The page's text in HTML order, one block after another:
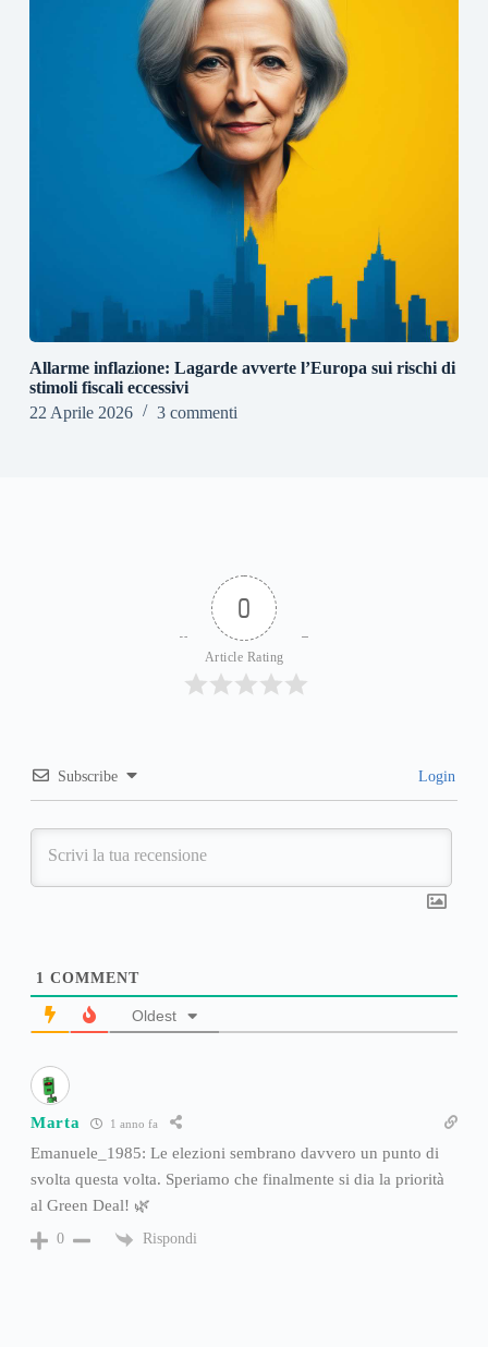
Allarme inflazione: Lagarde avverte l’Europa sui rischi di
stimoli fiscali eccessivi
22 Aprile 2026
3 commenti
0
Article Rating
Subscribe Login
1 COMMENT
Oldest
Marta 1 anno fa
Emanuele_1985: Le elezioni sembrano davvero un punto di
svolta questa volta. Speriamo che finalmente si dia la priorità
al Green Deal! 🌿
0 Rispondi